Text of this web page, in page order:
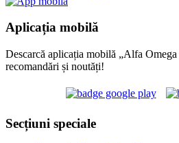
Aplicația mobilă
Descarcă aplicația mobilă „Alfa
recomandări și noutăți!
Secțiuni speciale